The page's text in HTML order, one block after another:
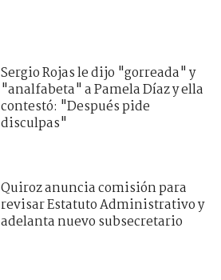
Sergio Rojas le dijo "gorreada" y
"analfabeta" a Pamela Díaz y ella
contestó: "Después pide
disculpas"
Quiroz anuncia comisión para
revisar Estatuto Administrativo y
adelanta nuevo subsecretario